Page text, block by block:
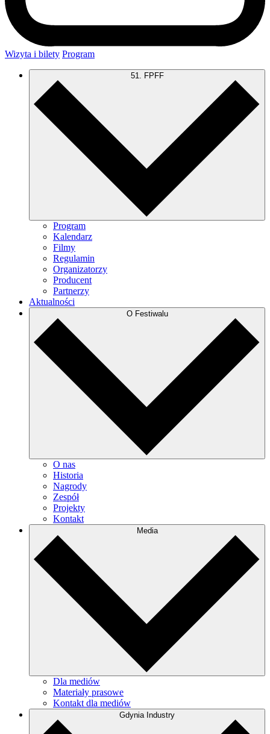
Wizyta i bilety Program
51. FPFF
Program
Kalendarz
Filmy
Regulamin
Organizatorzy
Producent
Partnerzy
Aktualności
O Festiwalu
O nas
Historia
Nagrody
Zespół
Projekty
Kontakt
Media
Dla mediów
Materiały prasowe
Kontakt dla mediów
Gdynia Industry